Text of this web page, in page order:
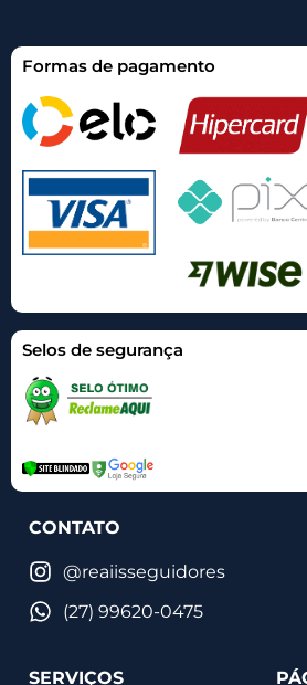
Formas de pagamento
Selos de segurança
CONTATO
@reaiisseguidores
(27) 99620-0475
SERVIÇOS